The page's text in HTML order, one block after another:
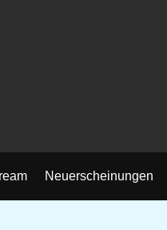
Neuerscheinungen